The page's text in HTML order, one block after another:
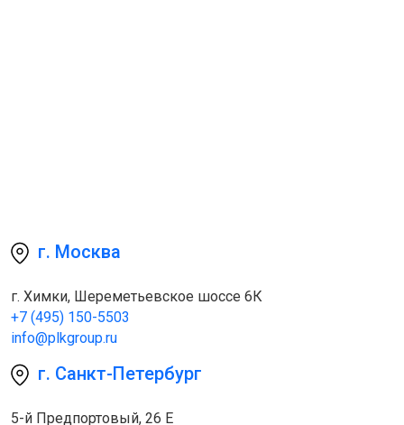
г. Москва
г. Химки, Шереметьевское шоссе 6К
+7 (495) 150-5503
info@plkgroup.ru
г. Санкт-Петербург
5-й Предпортовый, 26 Е